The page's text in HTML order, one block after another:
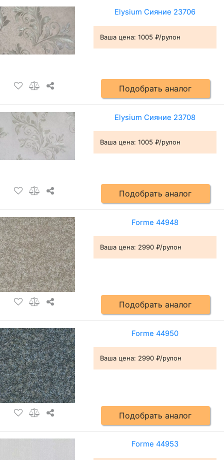
Elysium Сияние 23706
Ваша цена: 1005 ₽/рулон
Подобрать аналог
Elysium Сияние 23708
Ваша цена: 1005 ₽/рулон
Подобрать аналог
Forme 44948
Ваша цена: 2990 ₽/рулон
Подобрать аналог
Forme 44950
Ваша цена: 2990 ₽/рулон
Подобрать аналог
Forme 44953